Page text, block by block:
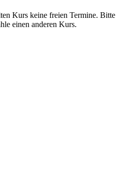
Kurs keine freien Termine. Bitte
einen anderen Kurs.